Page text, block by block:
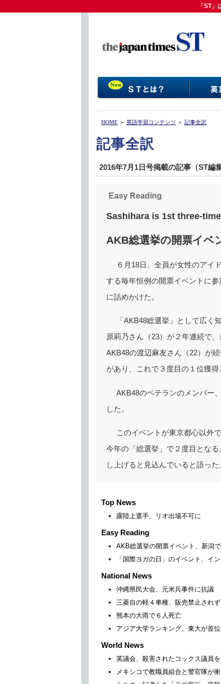
「ST
「ST
HOME ＞ 英語学習コンテンツ ＞ 記事全訳
記事全訳
2016年7月1日号掲載の記事（ST編
Easy Reading
Sashihara is 1st three-
AKB総選挙の開票イベ
６月18日、全員が女性のアイ
する毎年恒例の開票イベントに
に詰めかけた。
「AKB48総選挙」として広く
原莉乃さん（23）が２年連続で
AKB48の渡辺麻友さん（22）が
があり、これで３度目の１位獲得
AKB48のベテランのメンバー
した。
このイベントが東京都心以外
今年の「総選挙」で２度目とな
し上げると見込んでいると語った
Top News
露陸上選手、リオ出場不可に
Easy Reading
AKB総選挙の開票イベント、新潟
「国際ヨガの日」のイベント、イ
National News
沖縄県民大会、元米兵事件に抗議
三菱自の軽４車種、販売禁止されず
熊本の大雨で６人死亡
アジア大学ランキング、東大が首
World News
英議会、殺害されたコックス議員
メキシコで教職員組合と警官隊が